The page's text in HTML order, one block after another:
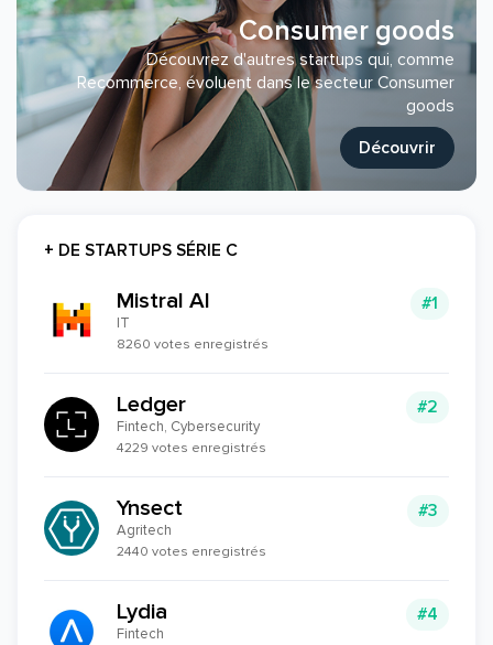
Consumer goods
Découvrez d'autres startups qui, comme
Recommerce, évoluent dans le secteur Consumer
goods
Découvrir
+ DE STARTUPS SÉRIE C
#1
Mistral AI
IT
8260 votes enregistrés
#2
Ledger
Fintech, Cybersecurity
4229 votes enregistrés
#3
Ynsect
Agritech
2440 votes enregistrés
#4
Lydia
Fintech